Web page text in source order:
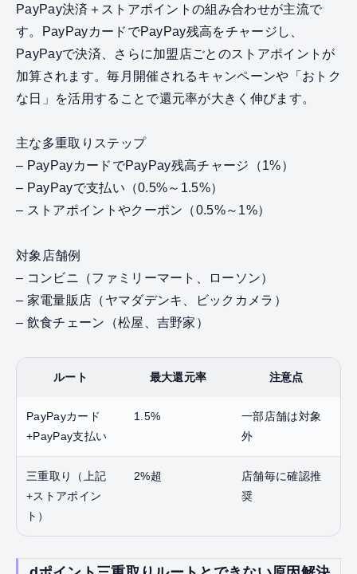
PayPay決済＋ストアポイントの組み合わせが主流で
す。PayPayカードでPayPay残高をチャージし、
PayPayで決済、さらに加盟店ごとのストアポイントが
加算されます。毎月開催されるキャンペーンや「おトク
な日」を活用することで還元率が大きく伸びます。
主な多重取りステップ
– PayPayカードでPayPay残高チャージ（1%）
– PayPayで支払い（0.5%～1.5%）
– ストアポイントやクーポン（0.5%～1%）
対象店舗例
– コンビニ（ファミリーマート、ローソン）
– 家電量販店（ヤマダデンキ、ビックカメラ）
– 飲食チェーン（松屋、吉野家）
ルート 最大還元率 注意点
PayPayカード
+PayPay支払い
1.5%
一部店舗は対象
外
三重取り（上記
+ストアポイン
ト）
2%超
店舗毎に確認推
奨